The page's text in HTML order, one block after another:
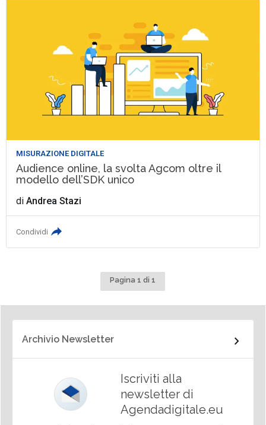
MISURAZIONE DIGITALE
Audience online, la svolta Agcom oltre il
modello dell’SDK unico
diAndrea Stazi
Condividi
Pagina 1 di 1
Archivio Newsletter
Iscriviti alla
newsletter di
Agendadigitale.eu